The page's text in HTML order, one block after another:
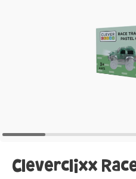
Cleverclixx